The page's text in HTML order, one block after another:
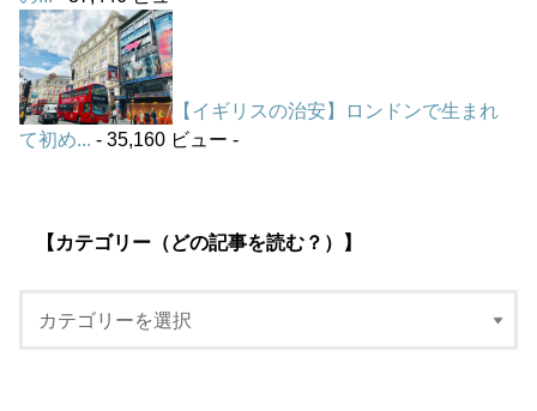
【イギリスの治安】ロンドンで生まれ
て初め... - 35,160 ビュー -
【カテゴリー（どの記事を読む？）】